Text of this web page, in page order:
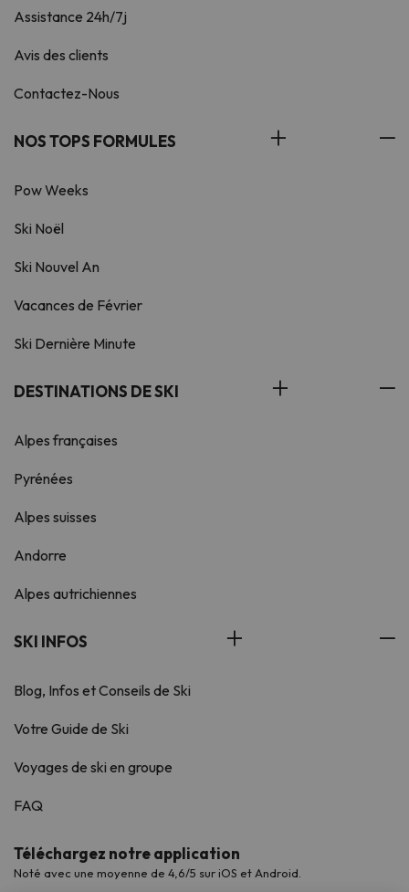
Assistance 24h/7j
Avis des clients
Contactez-Nous
NOS TOPS FORMULES
Pow Weeks
Ski Noël
Ski Nouvel An
Vacances de Février
Ski Dernière Minute
DESTINATIONS DE SKI
Alpes françaises
Pyrénées
Alpes suisses
Andorre
Alpes autrichiennes
SKI INFOS
Blog, Infos et Conseils de Ski
Votre Guide de Ski
Voyages de ski en groupe
FAQ
Téléchargez notre application
Noté avec une moyenne de 4,6/5 sur iOS et Android.